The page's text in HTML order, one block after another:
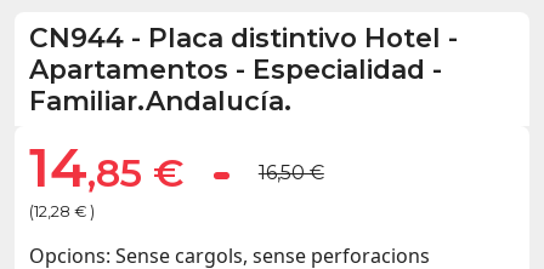
CN944 - Placa distintivo Hotel -
Apartamentos - Especialidad -
Familiar.Andalucía.
14,85 €
(12,28 € )
16,50 €
Opcions: Sense cargols, sense perforacions